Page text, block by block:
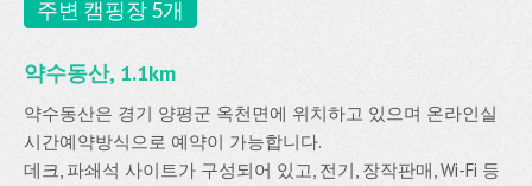
주변 캠핑장 5개
약수동산, 1.1km
약수동산은 경기 양평군 옥천면에 위치하고 있으며 온라인실
시간예약방식으로 예약이 가능합니다.
데크, 파쇄석 사이트가 구성되어 있고, 전기, 장작판매, Wi-Fi 등